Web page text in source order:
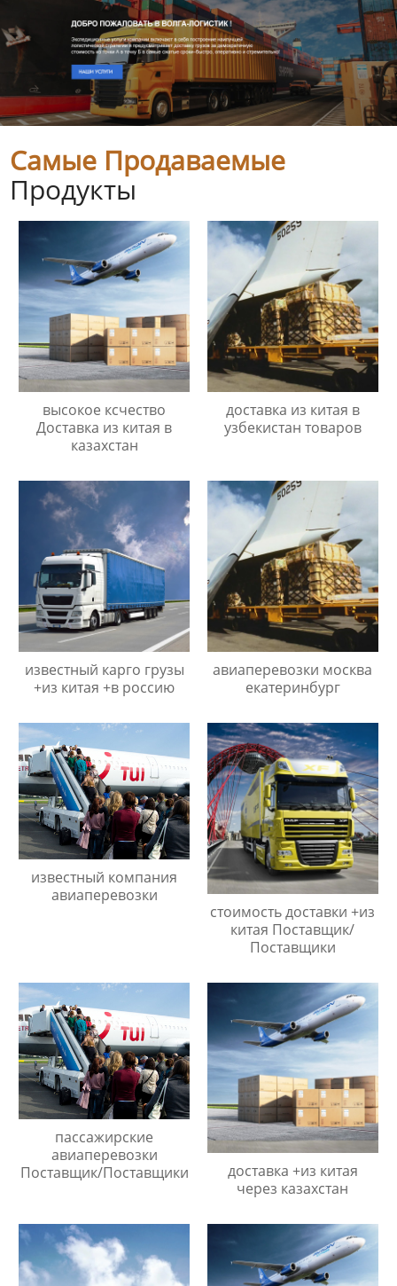
Самые Продаваемые
Продукты
высокое ксчество
Доставка из китая в
казахстан
доставка из китая в
узбекистан товаров
известный карго грузы
+из китая +в россию
авиаперевозки москва
екатеринбург
известный компания
авиаперевозки
стоимость доставки +из
китая Поставщик/
Поставщики
пассажирские
авиаперевозки
Поставщик/Поставщики
доставка +из китая
через казахстан